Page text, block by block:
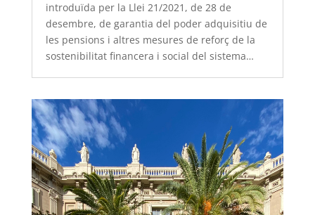
introduïda per la Llei 21/2021, de 28 de
desembre, de garantia del poder adquisitiu de
les pensions i altres mesures de reforç de la
sostenibilitat financera i social del sistema…